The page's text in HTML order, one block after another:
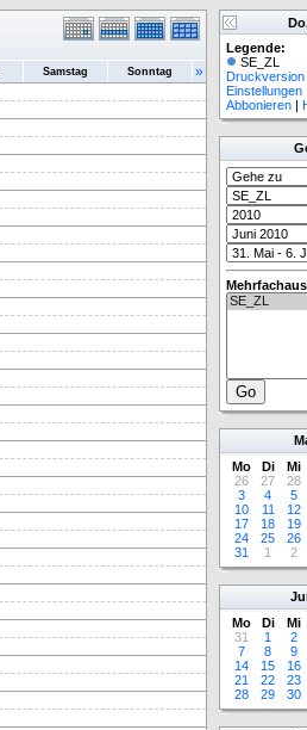
Samstag Sonntag »
Legende:
SE_ZL
Druckversion
Einstellungen
Abbonieren |
Mo
Di Mi
26
27 28
3
4 5
10
11 12
17
18 19
24
25 26
31
1 2
Mo
Di Mi
31
1 2
7
8 9
14
15 16
21
22 23
28
29 30